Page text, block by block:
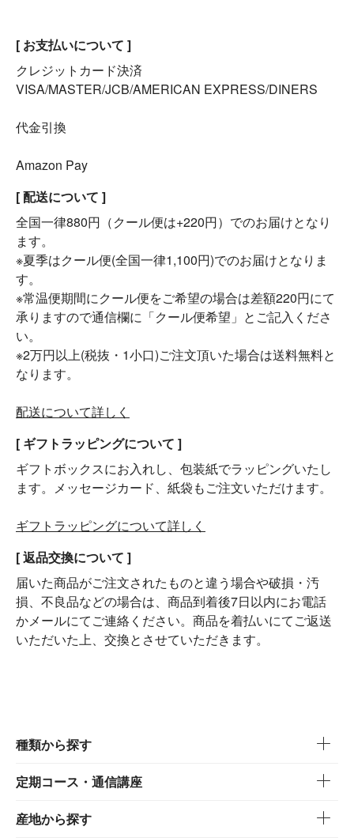
[ お支払いについて ]
クレジットカード決済
VISA/MASTER/JCB/AMERICAN EXPRESS/DINERS
代金引換
Amazon Pay
[ 配送について ]
全国一律880円（クール便は+220円）でのお届けとなり
ます。
※夏季はクール便(全国一律1,100円)でのお届けとなりま
す。
※常温便期間にクール便をご希望の場合は差額220円にて
承りますので通信欄に「クール便希望」とご記入くださ
い。
※2万円以上(税抜・1小口)ご注文頂いた場合は送料無料と
なります。
配送について詳しく
[ ギフトラッピングについて ]
ギフトボックスにお入れし、包装紙でラッピングいたし
ます。メッセージカード、紙袋もご注文いただけます。
ギフトラッピングについて詳しく
[ 返品交換について ]
届いた商品がご注文されたものと違う場合や破損・汚
損、不良品などの場合は、商品到着後7日以内にお電話
かメールにてご連絡ください。商品を着払いにてご返送
いただいた上、交換とさせていただきます。
種類から探す
定期コース・通信講座
産地から探す